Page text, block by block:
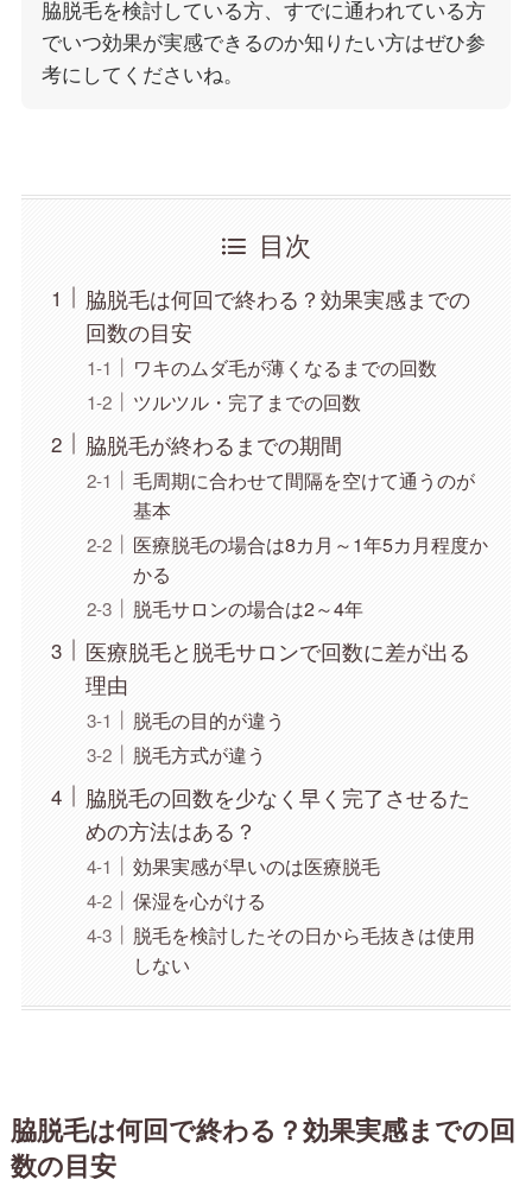
脇脱毛を検討している方、すでに通われている方
でいつ効果が実感できるのか知りたい方はぜひ参
考にしてくださいね。
目次
脇脱毛は何回で終わる？効果実感までの
回数の目安
ワキのムダ毛が薄くなるまでの回数
ツルツル・完了までの回数
脇脱毛が終わるまでの期間
毛周期に合わせて間隔を空けて通うのが
基本
医療脱毛の場合は8カ月～1年5カ月程度か
かる
脱毛サロンの場合は2～4年
医療脱毛と脱毛サロンで回数に差が出る
理由
脱毛の目的が違う
脱毛方式が違う
脇脱毛の回数を少なく早く完了させるた
めの方法はある？
効果実感が早いのは医療脱毛
保湿を心がける
脱毛を検討したその日から毛抜きは使用
しない
脇脱毛は何回で終わる？効果実感までの回
数の目安